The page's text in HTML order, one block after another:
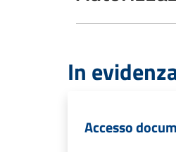
In
Accesso